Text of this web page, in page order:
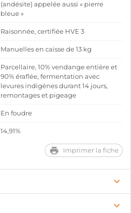
(andésite) appelée aussi « pierre
bleue »
Raisonnée, certifiée HVE 3
Manuelles en caisse de 13 kg
Parcellaire, 10% vendange entière et
90% éraflée, fermentation avec
levures indigènes durant 14 jours,
remontages et pigeage
En foudre
14,91%
Imprimer la fiche